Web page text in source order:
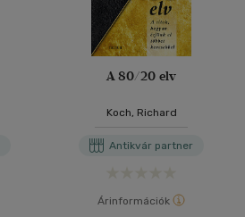
A 80/20 elv
Koch, Richard
Antikvár partner
Árinformációk